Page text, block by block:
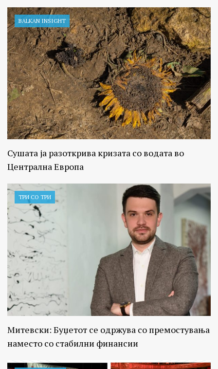
BALKAN INSIGHT
Сушата ја разоткрива кризата со водата во
Централна Европа
ТРИ СО ТРИ
Митевски: Буџетот се одржува со премостувања
наместо со стабилни финансии